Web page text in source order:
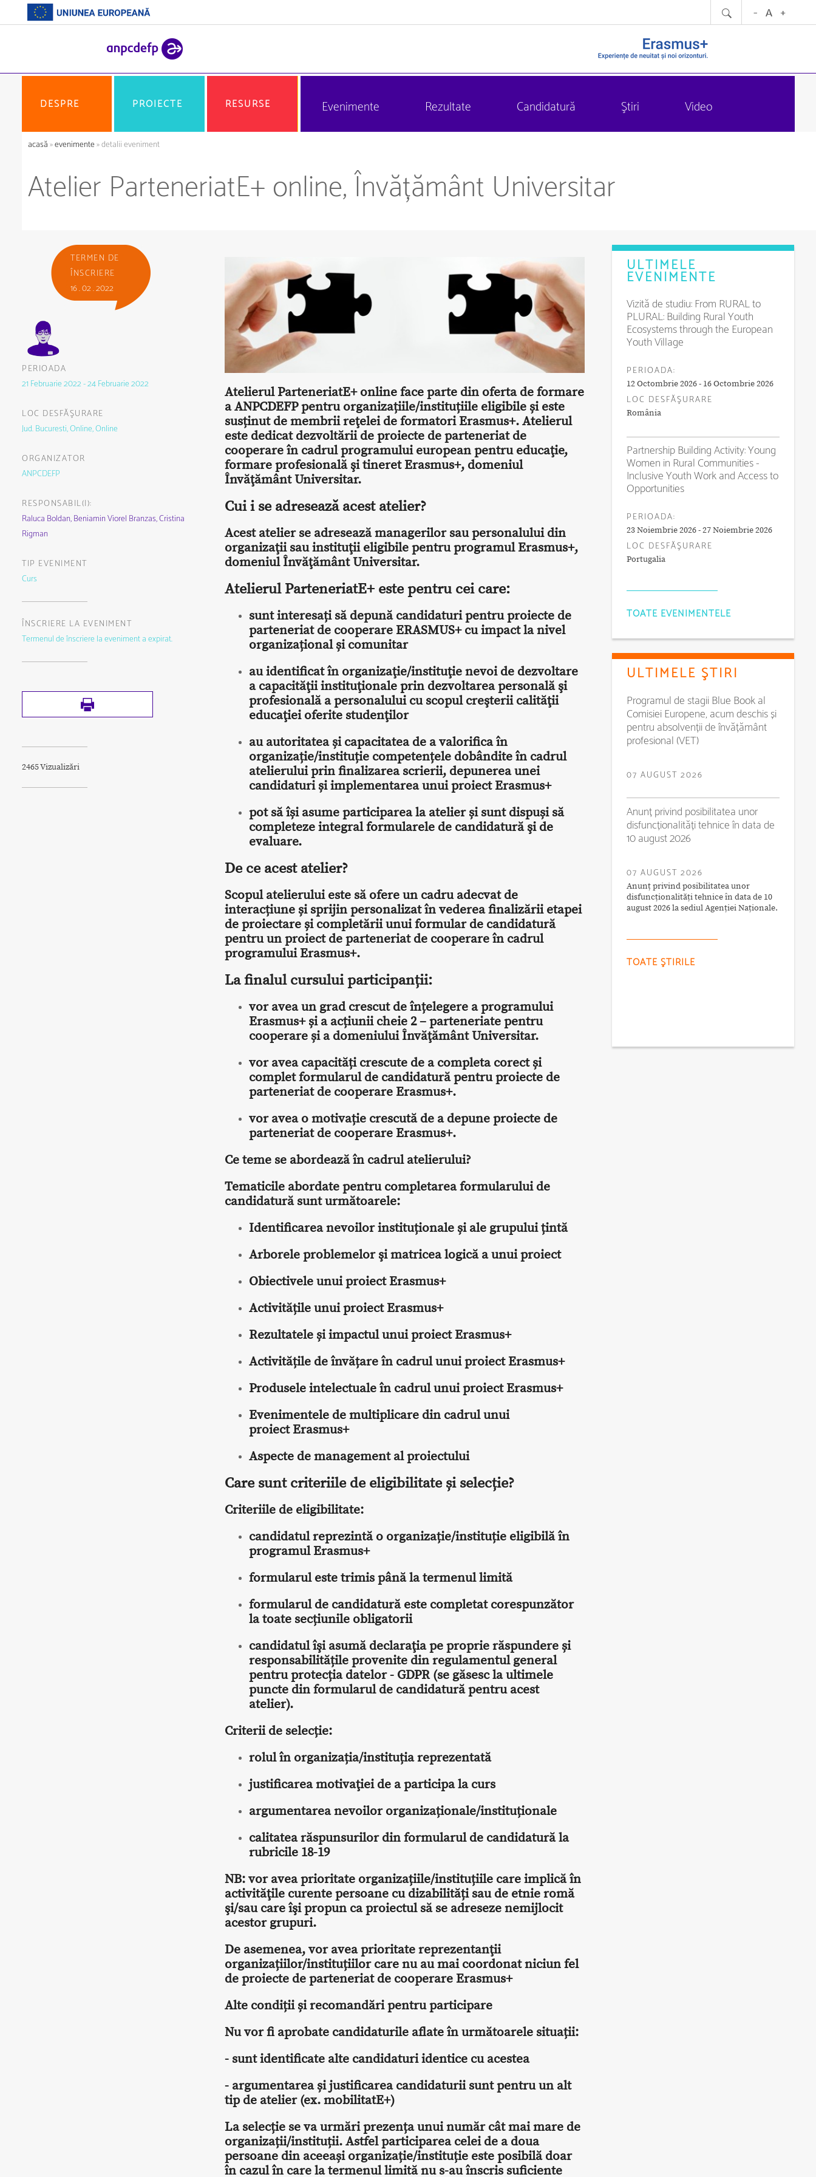
DESPRE PROIECTE RESURSE Evenimente Rezultate Candidatură Ştiri Video
acasă»evenimente» detalii eveniment
Atelier ParteneriatE+ online, Învățământ Universitar
TERMEN DE
ÎNSCRIERE
16 . 02 . 2022
PERIOADA
21 Februarie 2022 - 24 Februarie 2022
LOC DESFĂŞURARE
Jud. Bucuresti, Online, Online
ORGANIZATOR
ANPCDEFP
RESPONSABIL(I):
Raluca Boldan,Beniamin Viorel Branzas,Cristina
Rigman
TIP EVENIMENT
Curs
ÎNSCRIERE LA EVENIMENT
Termenul de înscriere la eveniment a expirat.
2465 Vizualizări
Atelierul ParteneriatE+ online face parte din oferta de formare
a ANPCDEFP pentru organizațiile/instituțiile eligibile și este
susținut de membriireţelei de formatori Erasmus+. Atelierul
este dedicat dezvoltării de proiecte de parteneriat de
cooperare în cadrul programului european pentru educaţie,
formare profesională şi tineret Erasmus+, domeniul
Învăţământ Universitar.
Cui i se adresează acest atelier?
Acest atelier se adresează managerilor sau personalului din
organizaţii sau instituţii eligibile pentru programul Erasmus+,
domeniul Învăţământ Universitar.
Atelierul ParteneriatE+ este pentru cei care:
sunt interesați să depună candidaturi pentru proiecte de
parteneriat de cooperare ERASMUS+ cu impact la nivel
organizațional și comunitar
au identificat în organizaţie/instituţie nevoi de dezvoltare
a capacităţii instituţionale prin dezvoltarea personală şi
profesională a personalului cu scopul creşterii calităţii
educaţiei oferite studenţilor
au autoritatea și capacitatea de a valorifica în
organizație/instituție competențele dobândite în cadrul
atelierului prin finalizarea scrierii, depunerea unei
candidaturi și implementarea unui proiect Erasmus+
pot să își asume participarea la atelier și sunt dispuși să
completeze integral formularele de candidatură şi de
evaluare.
De ce acest atelier?
Scopul atelierului este să ofere un cadru adecvat de
interacțiune și sprijin personalizat în vederea finalizării etapei
de proiectare și completării unui formular de candidatură
pentru un proiect de parteneriat de cooperare în cadrul
programului Erasmus+.
La finalul cursului participanții:
vor avea un grad crescut de înțelegere a programului
Erasmus+ și a acțiunii cheie 2 – parteneriate pentru
cooperare și a domeniului Învăţământ Universitar.
vor avea capacități crescute de a completa corect și
complet formularul de candidatură pentru proiecte de
parteneriat de cooperare Erasmus+.
vor avea o motivație crescută de a depune proiecte de
parteneriat de cooperare Erasmus+.
Ce teme se abordează în cadrul atelierului?
Tematicile abordate pentru completarea formularului de
candidatură sunt următoarele:
Identificarea nevoilor instituționale și ale grupului țintă
Arborele problemelor şi matricea logică a unui proiect
Obiectivele unui proiect Erasmus+
Activitățile unui proiect Erasmus+
Rezultatele și impactul unui proiect Erasmus+
Activitățile de învățare în cadrul unui proiect Erasmus+
Produsele intelectuale în cadrul unui proiect Erasmus+
Evenimentele de multiplicare din cadrul unui
proiect Erasmus+
Aspecte de management al proiectului
Care sunt criteriile de eligibilitate și selecție?
Criteriile de eligibilitate:
candidatul reprezintă o organizație/instituție eligibilă în
programul Erasmus+
formularul este trimis până la termenul limită
formularul de candidatură este completat corespunzător
la toate secțiunile obligatorii
candidatul îşi asumă declaraţia pe proprie răspundere și
responsabilitățile provenite din regulamentul general
pentru protecția datelor - GDPR (se găsesc la ultimele
puncte din formularul de candidatură pentru acest
atelier).
Criterii de selecție:
rolul în organizația/instituția reprezentată
justificarea motivaţiei de a participa la curs
argumentarea nevoilor organizaționale/instituționale
calitatea răspunsurilor din formularul de candidatură la
rubricile 18-19
NB: vor avea prioritate organizațiile/instituțiile care implică în
activităţile curente persoane cu dizabilități sau de etnie romă
şi/sau care îşi propun ca proiectul să se adreseze nemijlocit
acestor grupuri.
De asemenea, vor avea prioritate reprezentanţii
organizațiilor/instituțiilor care nu au mai coordonat niciun fel
de proiecte de parteneriat de cooperare Erasmus+
Alte condiții și recomandări pentru participare
Nu vor fi aprobate candidaturile aflate în următoarele situații:
- sunt identificate alte candidaturi identice cu acestea
- argumentarea și justificarea candidaturii sunt pentru un alt
tip de atelier (ex. mobilitatE+)
La selecție se va urmări prezența unui număr cât mai mare de
organizații/instituții. Astfel participarea celei de a doua
persoane din aceeași organizație/instituție este posibilă doar
în cazul în care la termenul limită nu s-au înscris suficiente
ULTIMELE
EVENIMENTE
Vizită de studiu: From RURAL to
PLURAL: Building Rural Youth
Ecosystems through the European
Youth Village
PERIOADA:
12 Octombrie 2026 - 16 Octombrie 2026
LOC DESFĂŞURARE
România
Partnership Building Activity: Young
Women in Rural Communities -
Inclusive Youth Work and Access to
Opportunities
PERIOADA:
23 Noiembrie 2026 - 27 Noiembrie 2026
LOC DESFĂŞURARE
Portugalia
TOATE EVENIMENTELE
ULTIMELE ŞTIRI
Programul de stagii Blue Book al
Comisiei Europene, acum deschis și
pentru absolvenții de învățământ
profesional (VET)
07 AUGUST 2026
Anunț privind posibilitatea unor
disfuncționalități tehnice în data de
10 august 2026
07 AUGUST 2026
Anunț privind posibilitatea unor
disfuncționalități tehnice în data de 10
august 2026 la sediul Agenției Naționale.
TOATE ŞTIRILE